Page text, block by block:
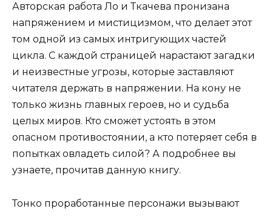
Авторская работа Ло и Ткачева пронизана
напряжением и мистицизмом, что делает этот
том одной из самых интригующих частей
цикла. С каждой страницей нарастают загадки
и неизвестные угрозы, которые заставляют
читателя держать в напряжении. На кону не
только жизнь главных героев, но и судьба
целых миров. Кто сможет устоять в этом
опасном противостоянии, а кто потеряет себя в
попытках овладеть силой? А подробнее вы
узнаете, прочитав данную книгу.
Тонко проработанные персонажи вызывают